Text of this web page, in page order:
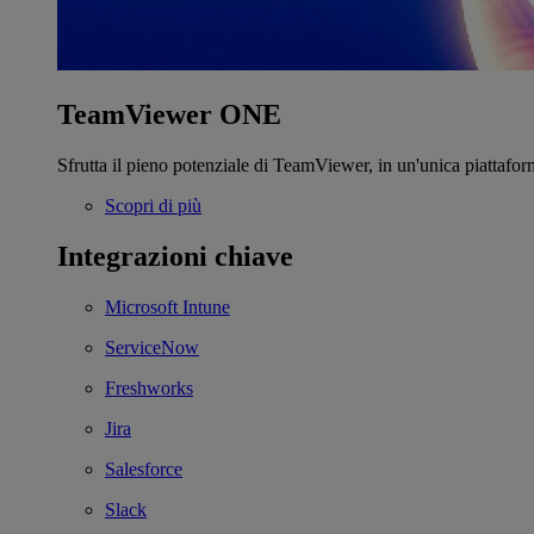
TeamViewer ONE
Sfrutta il pieno potenziale di TeamViewer, in un'unica
Scopri di più
Integrazioni chiave
Microsoft Intune
ServiceNow
Freshworks
Jira
Salesforce
Slack